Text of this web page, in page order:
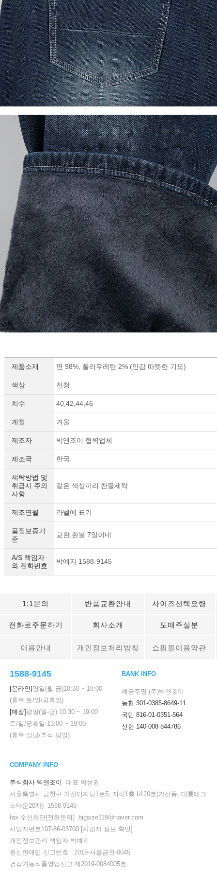
제품소재 면 98%, 폴리우레탄 2% (안감 따뜻한 기모)
색상 진청
치수 40,42,44,46
계절 겨울
제조자 빅앤조이 협력업체
제조국 한국
세탁방법 및
취급시 주의
사항
같은 색상끼리 찬물세탁
제조연월 라벨에 표기
품질보증기
준
교환,환불 7일이내
A/S 책임자
와 전화번호
박예지 1588-9145
1:1문의 반품교환안내 사이즈선택요령
전화로주문하기 회사소개 도매주실분
이용안내 개인정보처리방침 쇼핑몰이용약관
1588-9145
[온라인]평일(월-금)10:30 ~ 18:00
(휴무:토/일/공휴일)
[매장]평일(월-금) 10:30 ~ 19:00
토/일/공휴일 13:00 ~ 19:00
(휴무:설날/추석 당일)
BANK INFO
예금주명 (주)빅앤조이
농협 301-0385-8649-11
국민 816-01-0351-564
신한 140-008-844786
COMPANY INFO
주식회사 빅앤조이
대표 박성권
서울특별시 금천구 가산디지털1로5, 지하1층 b120호(가산동, 대륭테크
노타운20차) 1588-9145
fax 수신차단(전화문의) bigsize119@naver.com
사업자번호107-86-03700 [사업자 정보 확인]
개인정보관리 책임자 박예지
통신판매업 신고번호 : 2019-서울금천-0045
건강기능식품영업신고 제2019-0084005호